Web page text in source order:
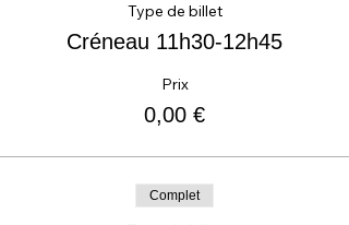
Type de billet
Créneau 11h30-12h45
Prix
0,00 €
Complet